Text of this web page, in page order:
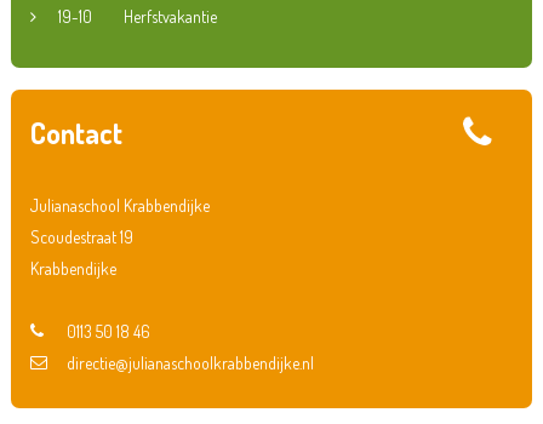
19-10 Herfstvakantie
Contact
Julianaschool Krabbendijke
Scoudestraat 19
Krabbendijke
0113 50 18 46
directie@julianaschoolkrabbendijke.nl